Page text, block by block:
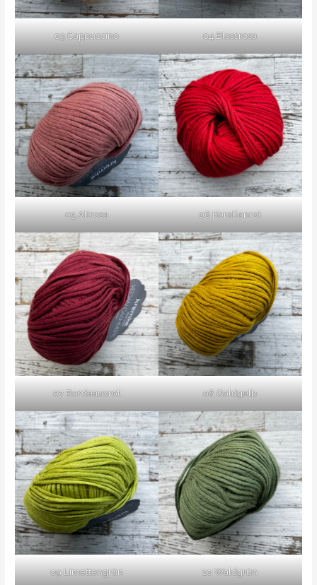
03 Cappuccino 04 Blassrosa
05 Altrosa 06 Korallenrot
07 Bordeauxrot 08 Goldgelb
09 Limettengrün 10 Waldgrün